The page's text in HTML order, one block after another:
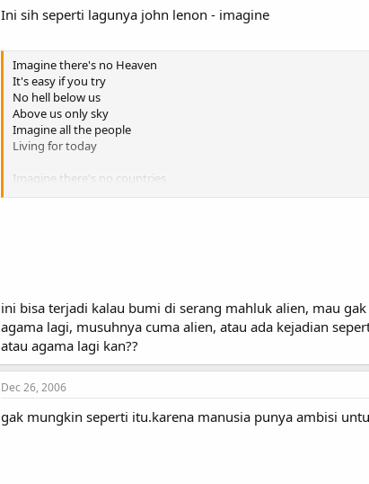
Ini sih seperti lagunya john lenon - imagine
Imagine there's no Heaven
It's easy if you try
No hell below us
Above us only sky
Imagine all the people
Living for today
Imagine there's no countries
But I'm not the only one
I hope someday you'll join us
And the world will be as one
Imagine no possessions
I wonder if you can
A brotherhood of man
ini bisa terjadi kalau bumi di serang mahluk alien, mau
agama lagi, musuhnya cuma alien, atau ada kejadian
atau agama lagi kan??
Dec 26, 2006
gak mungkin seperti itu.karena manusia punya ambisi